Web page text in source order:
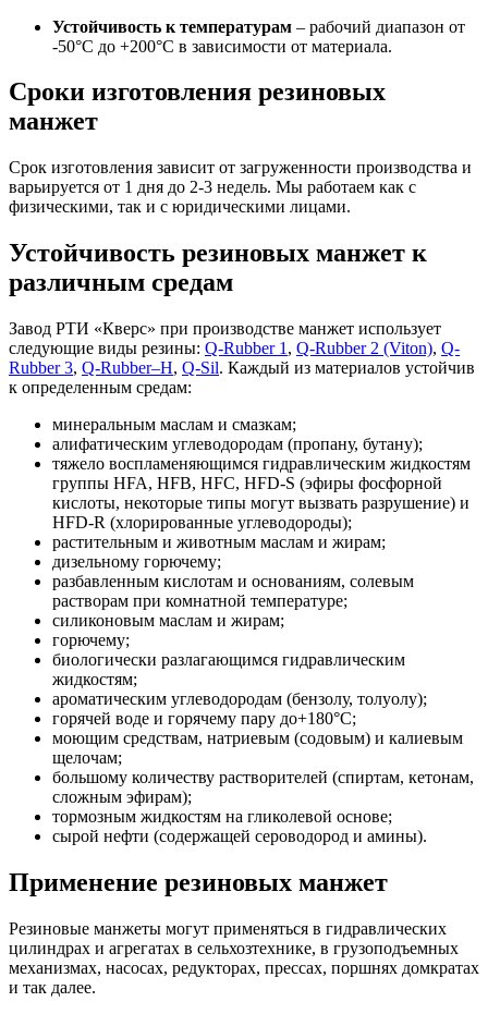
Устойчивость к температурам – рабочий диапазон от
-50°С до +200°С в зависимости от материала.
Сроки изготовления резиновых
манжет
Срок изготовления зависит от загруженности производства и
варьируется от 1 дня до 2-3 недель. Мы работаем как с
физическими, так и с юридическими лицами.
Устойчивость резиновых манжет к
различным средам
Завод РТИ «Кверс» при производстве манжет использует
следующие виды резины: Q-Rubber 1 , Q-Rubber 2 (Viton), Q-
Rubber 3, Q-Rubber–Н, Q-Sil. Каждый из материалов устойчив
к определенным средам:
минеральным маслам и смазкам;
алифатическим углеводородам (пропану, бутану);
тяжело воспламеняющимся гидравлическим жидкостям
группы HFA, HFB, HFC, HFD-S (эфиры фосфорной
кислоты, некоторые типы могут вызвать разрушение) и
HFD-R (хлорированные углеводороды);
растительным и животным маслам и жирам;
дизельному горючему;
разбавленным кислотам и основаниям, солевым
растворам при комнатной температуре;
силиконовым маслам и жирам;
горючему;
биологически разлагающимся гидравлическим
жидкостям;
ароматическим углеводородам (бензолу, толуолу);
горячей воде и горячему пару до+180°С;
моющим средствам, натриевым (содовым) и калиевым
щелочам;
большому количеству растворителей (спиртам, кетонам,
сложным эфирам);
тормозным жидкостям на гликолевой основе;
сырой нефти (содержащей сероводород и амины).
Применение резиновых манжет
Резиновые манжеты могут применяться в гидравлических
цилиндрах и агрегатах в сельхозтехнике, в грузоподъемных
механизмах, насосах, редукторах, прессах, поршнях домкратах
и так далее.